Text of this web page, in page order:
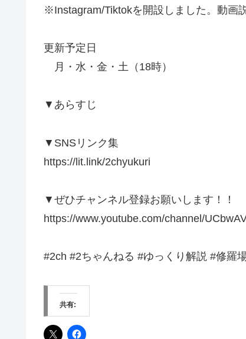
※Instagram/Tiktokを開設しました。動画
更新予定日
月・水・金・土（18時）
▼あらすじ
▼SNSリンク集
https://lit.link/2chyukuri
▼ぜひチャンネル登録お願いします！！
https://www.youtube.com/channel/
#2ch #2ちゃんねる #ゆっくり解説 #修羅
共有: